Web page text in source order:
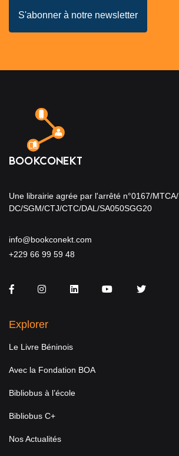
Une librairie agrée par l'arrêté n°0167/MTCA/
DC/SGM/CTJ/CTC/DAL/SA050SGG20
info@bookconekt.com
+229 66 99 59 48
FacebookInstagramLinkedInYou TubeTwitter
Explorer
Le Livre Béninois
Avec la Fondation BOA
Bibliobus à l’école
Bibliobus C+
Nos Actualités